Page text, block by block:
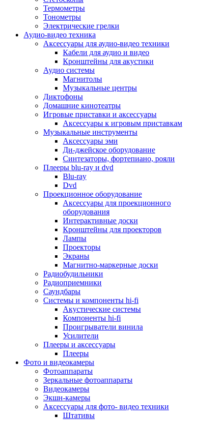
Чехлы и сумки
Другое
Фоторамки
Аксессуары
Для воздухоочистителей и
Для вытяжек
Для климатической техники
Для кофейного оборудования
Для крупной бытовой техники
Для кухонной техники
Для медицинского оборудования
Для микроволновок
Для пылесосов
Для техники по уходу за одеждой
Для техники по уходу за собой
Для фильтров воды
Дополнительные принадлежности
Телевизоры и аксессуары
Телевизоры
Аксессуары для телевизоров
Комплекты спутникового тв
Кронштейны и подставки для тв
Приставки smart box
Прочие аксессуары для тв
Пульты ду
Тв антенны
Цифровые тв ресиверы
Профессиональные панели
Смартфоны и планшеты
Смартфоны
Планшетные устройства
Смарт-часы
Сотовые телефоны
Планшеты для рисования
Электронные книги
Аксессуары для смартфонов и планшетов
Внешние аккумуляторы
Гарнитуры для телефонов
Держатели и подставки
Док станции
Зарядные устройства
Защитные стекла для смартфонов
Кабели и шлейфы
Моноподы
Термометры
Тонометры
Электрические грелки
Аудио-видео техника
Аксессуары для аудио-видео техники
Кабели для аудио и видео
Кронштейны для акустики
Аудио системы
Магнитолы
Музыкальные центры
Диктофоны
Домашние кинотеатры
Игровые приставки и аксессуары
Аксессуары к игровым приставкам
Музыкальные инструменты
Аксессуары эми
Ди-джейское оборудование
Синтезаторы, фортепиано, рояли
Плееры blu-ray и dvd
Blu-ray
Dvd
Проекционное оборудование
Аксессуары для проекционного
оборудования
Интерактивные доски
Кронштейны для проекторов
Лампы
Проекторы
Экраны
Магнитно-маркерные доски
Радиобудильники
Радиоприемники
Саундбары
Системы и компоненты hi-fi
Акустические системы
Компоненты hi-fi
Проигрыватели винила
Усилители
Плееры и аксессуары
Плееры
Фото и видеокамеры
Фотоаппараты
Зеркальные фотоаппараты
Видеокамеры
Экшн-камеры
Аксессуары для фото- видео техники
Штативы